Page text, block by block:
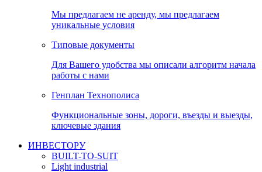
Мы предлагаем не аренду, мы предлагаем
уникальные условия
Типовые документы
Для Вашего удобства мы описали алгоритм начала
работы с нами
Генплан Технополиса
Функциональные зоны, дороги, въезды и выезды,
ключевые здания
ИНВЕСТОРУ
BUILT-TO-SUIT
Light industrial